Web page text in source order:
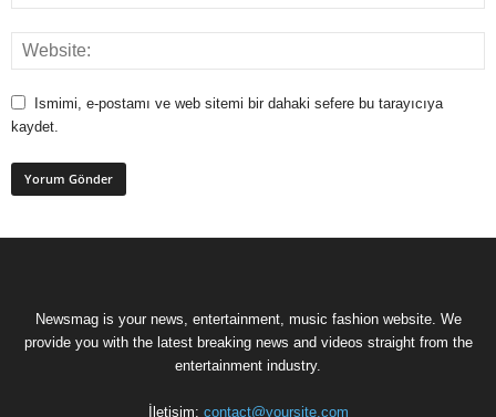
Ismimi, e-postamı ve web sitemi bir dahaki sefere bu tarayıcıya
kaydet.
Newsmag is your news, entertainment, music fashion website. We
provide you with the latest breaking news and videos straight from the
entertainment industry.
İletişim: contact@yoursite.com